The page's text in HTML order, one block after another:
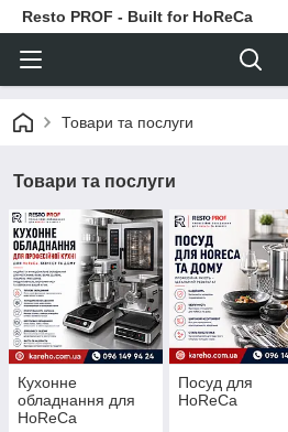
Resto PROF - Built for HoReCa
Товари та послуги
Товари та послуги
Кухонне
обладнання для
HoReCa
Посуд для
HoReCa